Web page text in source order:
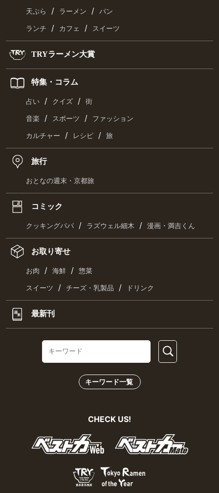
天ぷら / ラーメン / パン
ランチ / カフェ / スイーツ
TRYラーメン大賞
特集・コラム
占い / クイズ / 街
音楽 / スポーツ / ファッション
カルチャー / レシピ / 旅
旅行
おとなの週末・京都旅
コミック
クッキングパパ / ラズウェル細木 / 漫画・満吉くん
お取り寄せ
お肉 / 海鮮 / 惣菜
スイーツ / チーズ・乳製品 / ドリンク
最新刊
キーワード一覧
CHECK US!